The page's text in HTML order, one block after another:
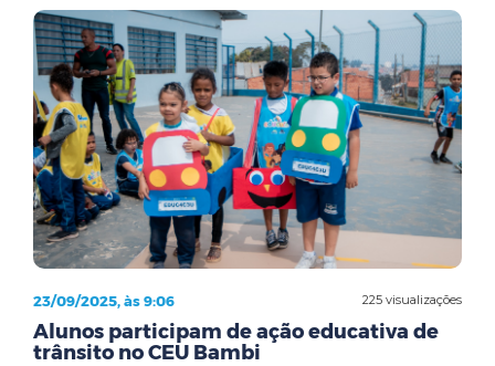
225 visualizações
23/09/2025, às 9:06
Alunos participam de ação educativa de
trânsito no CEU Bambi